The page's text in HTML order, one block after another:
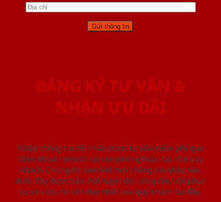
ĐĂNG KÝ TƯ VẤN &
NHẬN ƯU ĐÃI
Nhập thông tin để nhận được tư vấn miễn phí qua
điện thoại / email/ tại văn phòng hoặc tại nhà quý
khách. Chúng tôi cam kết mọi thông tin nhập vào
dưới đây được bảo mật tuyệt đối cũng như chỉ phục
vụ yêu cầu tư vấn duy nhất của quý khách tại đây.